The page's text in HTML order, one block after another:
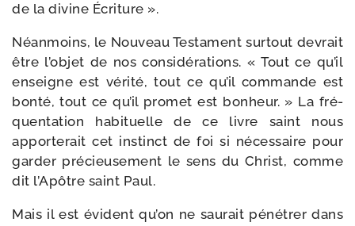
de la divine Écriture ».
Néanmoins, le Nouveau Testament sur­tout devrait
être l’objet de nos consi­dé­ra­tions. « Tout ce qu’il
enseigne est véri­té, tout ce qu’il com­mande est
bon­té, tout ce qu’il pro­met est bon­heur. » La fré­
quen­ta­tion habi­tuelle de ce livre saint nous
appor­te­rait cet ins­tinct de foi si néces­saire pour
gar­der pré­cieu­se­ment le sens du Christ, comme
dit l’Apôtre saint Paul.
Mais il est évident qu’on ne sau­rait péné­trer dans